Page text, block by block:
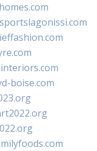
boise.com